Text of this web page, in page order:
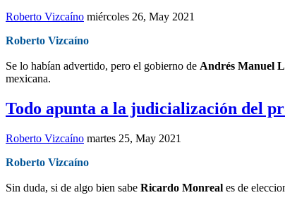
Roberto Vizcaíno miércoles 26, May 2021
Roberto Vizcaíno
Se lo habían advertido, pero el gobierno de Andrés Manuel
mexicana.
Todo apunta a la judicialización del
Roberto Vizcaíno martes 25, May 2021
Roberto Vizcaíno
Sin duda, si de algo bien sabe Ricardo Monreal es de